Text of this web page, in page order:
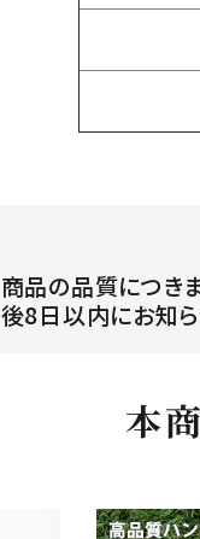
商品の品質につき
後8日以内にお知ら
本